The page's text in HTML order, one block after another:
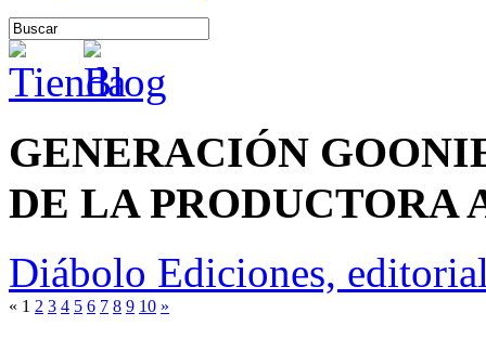
GENERACIÓN
DE LA PRODUCTORA
Diábolo Ediciones,
« 1 2 3 4 5 6 7 8 9 10 »